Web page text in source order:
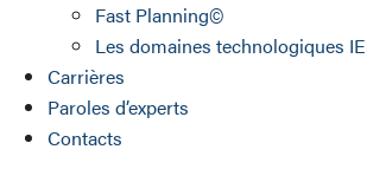
Fast Planning©
Les domaines technologiques
Carrières
Paroles d’experts
Contacts